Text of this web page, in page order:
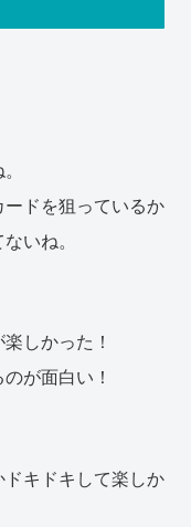
ドを狙っているか
いね。
しかった！
が面白い！
キドキして楽しか